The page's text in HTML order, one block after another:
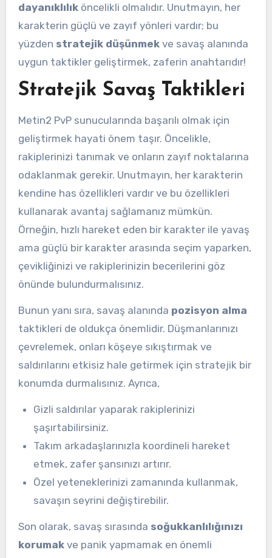
dayanıklılıköncelikli olmalıdır. Unutmayın, her
karakterin güçlü ve zayıf yönleri vardır; bu
yüzden stratejik düşünmekve savaş alanında
uygun taktikler geliştirmek, zaferin anahtarıdır!
Stratejik Savaş Taktikleri
Metin2 PvP sunucularında başarılı olmak için
geliştirmek hayati önem taşır. Öncelikle,
rakiplerinizi tanımak ve onların zayıf noktalarına
odaklanmak gerekir. Unutmayın, her karakterin
kendine has özellikleri vardır ve bu özellikleri
kullanarak avantaj sağlamanız mümkün.
Örneğin, hızlı hareket eden bir karakter ile yavaş
ama güçlü bir karakter arasında seçim yaparken,
çevikliğinizi ve rakiplerinizin becerilerini göz
önünde bulundurmalısınız.
Bunun yanı sıra, savaş alanında pozisyon alma
taktikleri de oldukça önemlidir. Düşmanlarınızı
çevrelemek, onları köşeye sıkıştırmak ve
saldırılarını etkisiz hale getirmek için stratejik bir
konumda durmalısınız. Ayrıca,
Gizli saldırılar yaparak rakiplerinizi
şaşırtabilirsiniz.
Takım arkadaşlarınızla koordineli hareket
etmek, zafer şansınızı artırır.
Özel yeteneklerinizi zamanında kullanmak,
savaşın seyrini değiştirebilir.
Son olarak, savaş sırasında soğukkanlılığınızı
korumakve panik yapmamak en önemli